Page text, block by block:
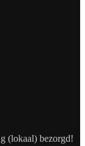
(lokaal) bezorgd!